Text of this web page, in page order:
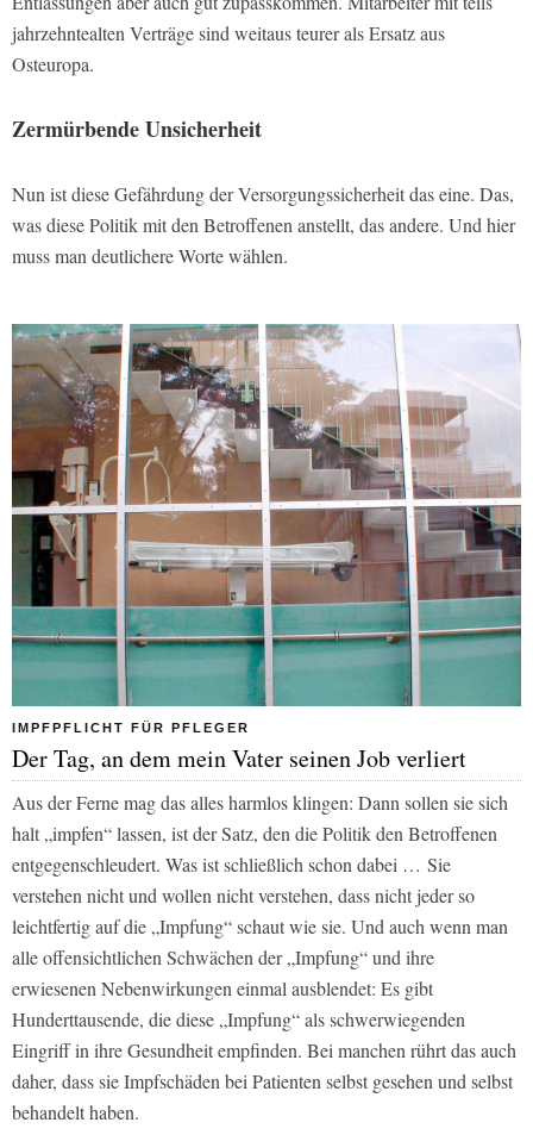
jahrzehntealten Verträge sind weitaus teurer als Ersatz aus
Osteuropa.
Zermürbende Unsicherheit
Nun ist diese Gefährdung der Versorgungssicherheit das eine. Das,
was diese Politik mit den Betroffenen anstellt, das andere. Und hier
muss man deutlichere Worte wählen.
IMPFPFLICHT FÜR PFLEGER
Der Tag, an dem mein Vater seinen Job verliert
Aus der Ferne mag das alles harmlos klingen: Dann sollen sie sich
halt „impfen“ lassen, ist der Satz, den die Politik den Betroffenen
entgegenschleudert. Was ist schließlich schon dabei … Sie
verstehen nicht und wollen nicht verstehen, dass nicht jeder so
leichtfertig auf die „Impfung“ schaut wie sie. Und auch wenn man
alle offensichtlichen Schwächen der „Impfung“ und ihre
erwiesenen Nebenwirkungen einmal ausblendet: Es gibt
Hunderttausende, die diese „Impfung“ als schwerwiegenden
Eingriff in ihre Gesundheit empfinden. Bei manchen rührt das auch
daher, dass sie Impfschäden bei Patienten selbst gesehen und selbst
behandelt haben.